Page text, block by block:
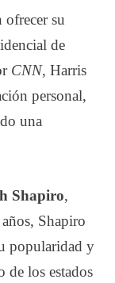
su
de
CNN, Harris
personal,
una
Shapiro,
Shapiro
popularidad y
de los estados